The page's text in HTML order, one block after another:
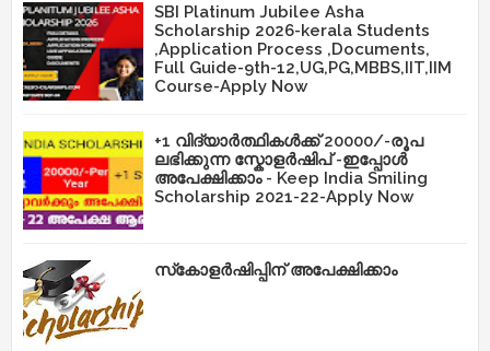
SBI Platinum Jubilee Asha
Scholarship 2026-kerala Students
,Application Process ,Documents,
Full Guide-9th-12,UG,PG,MBBS,IIT,IIM
Course-Apply Now
+1 വിദ്യാർത്ഥികൾക്ക് 20000/-രൂപ
ലഭിക്കുന്ന സ്കോളർഷിപ് -ഇപ്പോൾ
അപേക്ഷിക്കാം - Keep India Smiling
Scholarship 2021-22-Apply Now
സ്‌കോളർഷിപ്പിന് അപേക്ഷിക്കാം